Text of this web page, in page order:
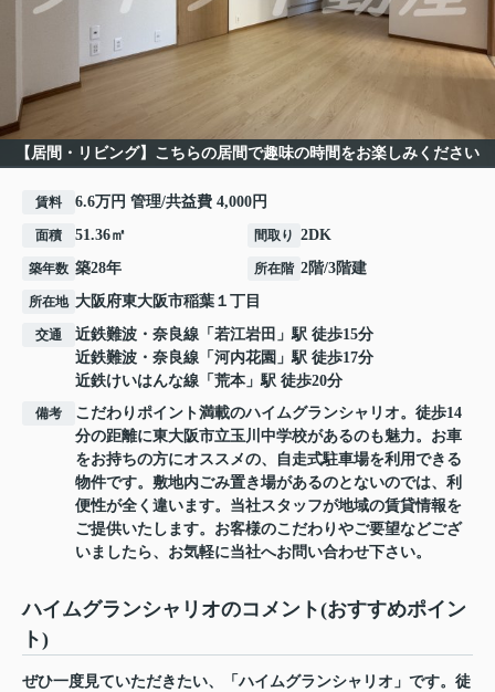
【居間・リビング】こちらの居間で趣味の時間をお楽しみください
賃料 6.6万円 管理/共益費 4,000円
面積 51.36㎡ 間取り 2DK
築年数 築28年 所在階 2階/3階建
所在地 大阪府東大阪市稲葉 １丁目
交通 近鉄難波・奈良線 「 若江岩田 」駅 徒歩15分
近鉄難波・奈良線 「 河内花園 」駅 徒歩17分
近鉄けいはんな線 「 荒本 」駅 徒歩20分
備考
こだわりポイント満載のハイムグランシャリオ。徒歩14
分の距離に東大阪市立玉川中学校があるのも魅力。お車
をお持ちの方にオススメの、自走式駐車場を利用できる
物件です。敷地内ごみ置き場があるのとないのでは、利
便性が全く違います。当社スタッフが地域の賃貸情報を
ご提供いたします。お客様のこだわりやご要望などござ
いましたら、お気軽に当社へお問い合わせ下さい。
ハイムグランシャリオのコメント(おすすめポイン
ト)
ぜひ一度見ていただきたい、「ハイムグランシャリオ」です。徒